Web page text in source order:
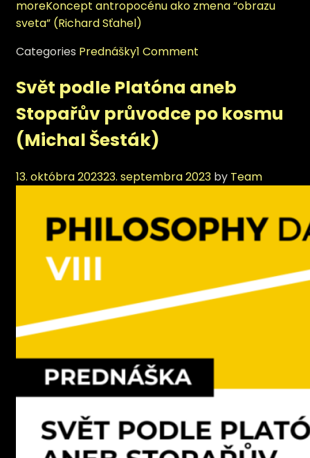
moreKoncept antropocénu ako zmena “obrazu
sveta” (Richard Sťahel)
Categories Prednášky1 Comment
Svět podle Platóna aneb
Stopařův průvodce po kosmu
(Michal Šesták)
13. októbra 202323. septembra 2023 by Team